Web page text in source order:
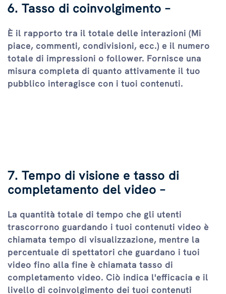
6. Tasso di coinvolgimento –
È il rapporto tra il totale delle interazioni (Mi
piace, commenti, condivisioni, ecc.) e il numero
totale di impressioni o follower. Fornisce una
misura completa di quanto attivamente il tuo
pubblico interagisce con i tuoi contenuti.
7. Tempo di visione e tasso di
completamento del video –
La quantità totale di tempo che gli utenti
trascorrono guardando i tuoi contenuti video è
chiamata tempo di visualizzazione, mentre la
percentuale di spettatori che guardano i tuoi
video fino alla fine è chiamata tasso di
completamento video. Ciò indica l'efficacia e il
livello di coinvolgimento dei tuoi contenuti